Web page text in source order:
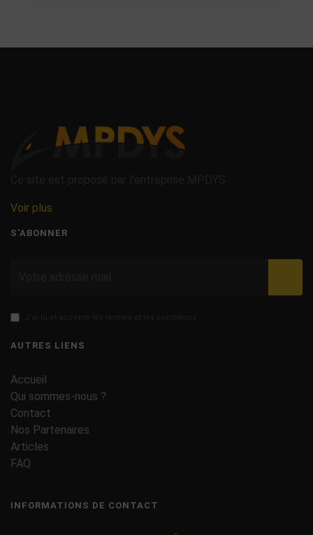
Voir plus
S'ABONNER
AUTRES LIENS
Accueil
Qui sommes-nous ?
Contact
Nos Partenaires
Articles
FAQ
INFORMATIONS DE CONTACT